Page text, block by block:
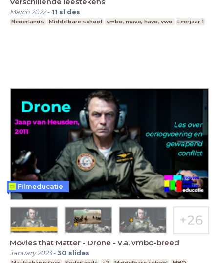
March 2022- 11 slides
Nederlands Middelbare school vmbo, mavo, havo, vwo Leerjaar 1
Movies that Matter - Drone - v.a. vmbo-breed
January 2023-30 slides
Filmeducatie